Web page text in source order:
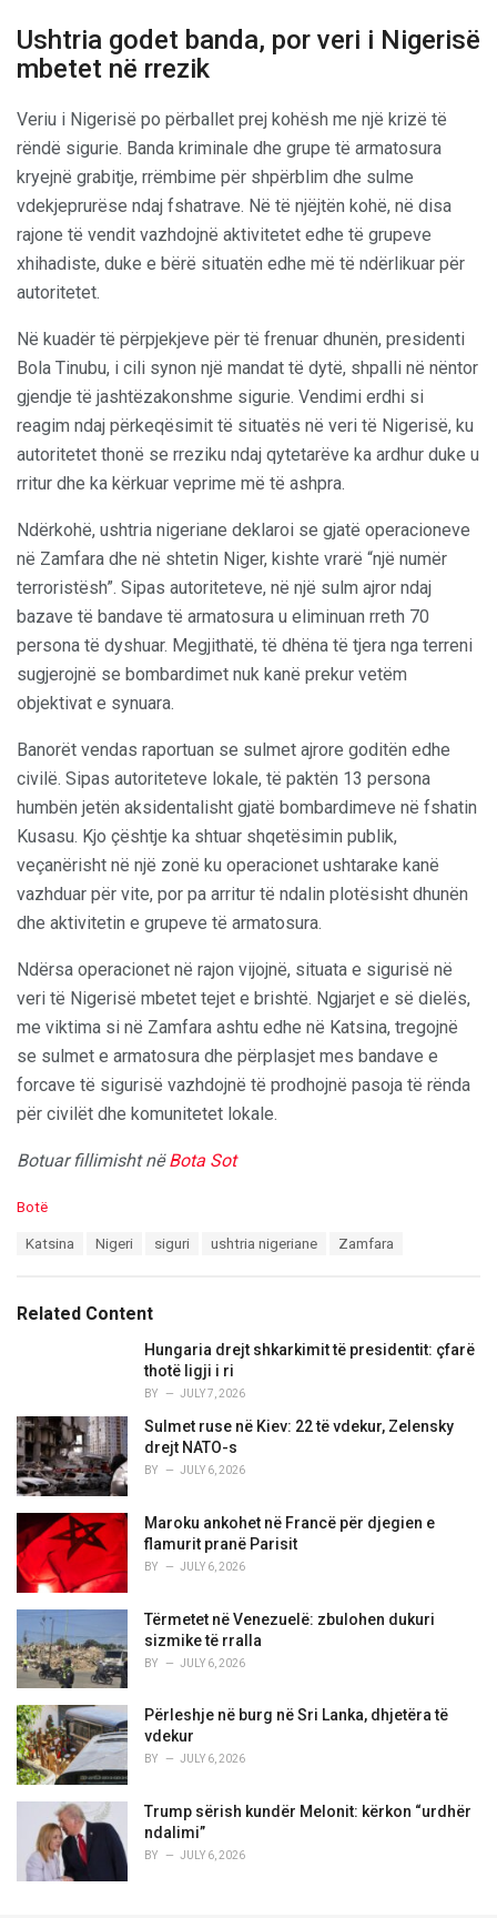
Ushtria godet banda, por veri i Nigerisë
mbetet në rrezik
Veriu i Nigerisë po përballet prej kohësh me një krizë të
rëndë sigurie. Banda kriminale dhe grupe të armatosura
kryejnë grabitje, rrëmbime për shpërblim dhe sulme
vdekjeprurëse ndaj fshatrave. Në të njëjtën kohë, në disa
rajone të vendit vazhdojnë aktivitetet edhe të grupeve
xhihadiste, duke e bërë situatën edhe më të ndërlikuar për
autoritetet.
Në kuadër të përpjekjeve për të frenuar dhunën, presidenti
Bola Tinubu, i cili synon një mandat të dytë, shpalli në nëntor
gjendje të jashtëzakonshme sigurie. Vendimi erdhi si
reagim ndaj përkeqësimit të situatës në veri të Nigerisë, ku
autoritetet thonë se rreziku ndaj qytetarëve ka ardhur duke u
rritur dhe ka kërkuar veprime më të ashpra.
Ndërkohë, ushtria nigeriane deklaroi se gjatë operacioneve
në Zamfara dhe në shtetin Niger, kishte vrarë “një numër
terroristësh”. Sipas autoriteteve, në një sulm ajror ndaj
bazave të bandave të armatosura u eliminuan rreth 70
persona të dyshuar. Megjithatë, të dhëna të tjera nga terreni
sugjerojnë se bombardimet nuk kanë prekur vetëm
objektivat e synuara.
Banorët vendas raportuan se sulmet ajrore goditën edhe
civilë. Sipas autoriteteve lokale, të paktën 13 persona
humbën jetën aksidentalisht gjatë bombardimeve në fshatin
Kusasu. Kjo çështje ka shtuar shqetësimin publik,
veçanërisht në një zonë ku operacionet ushtarake kanë
vazhduar për vite, por pa arritur të ndalin plotësisht dhunën
dhe aktivitetin e grupeve të armatosura.
Ndërsa operacionet në rajon vijojnë, situata e sigurisë në
veri të Nigerisë mbetet tejet e brishtë. Ngjarjet e së dielës,
me viktima si në Zamfara ashtu edhe në Katsina, tregojnë
se sulmet e armatosura dhe përplasjet mes bandave e
forcave të sigurisë vazhdojnë të prodhojnë pasoja të rënda
për civilët dhe komunitetet lokale.
Botuar fillimisht nëBota Sot
C
o
r
Botë
:
Katsina Nigeri siguri ushtria nigeriane Zamfara
Related Content
Hungaria drejt shkarkimit të presidentit: çfarë
thotë ligji i ri
BY JULY 7, 2026
Sulmet ruse në Kiev: 22 të vdekur, Zelensky
drejt NATO-s
BY JULY 6, 2026
Maroku ankohet në Francë për djegien e
flamurit pranë Parisit
BY JULY 6, 2026
Tërmetet në Venezuelë: zbulohen dukuri
sizmike të rralla
BY JULY 6, 2026
Përleshje në burg në Sri Lanka, dhjetëra të
vdekur
BY JULY 6, 2026
Trump sërish kundër Melonit: kërkon “urdhër
ndalimi”
BY JULY 6, 2026